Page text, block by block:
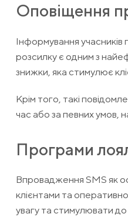
Оповіщення
Інформування учасників
розсилку є одним з
знижки, яка стимулює
Крім того, такі
час або за певних умов,
Програми
Впровадження SMS як
клієнтами та
увагу та стимулювати